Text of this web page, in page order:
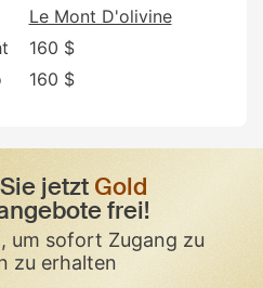
Le Mont D'olivine
160 $
160 $
jetzt Gold
frei!
um sofort Zugang zu
zu erhalten